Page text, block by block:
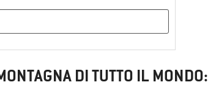
DI TUTTO IL MONDO: